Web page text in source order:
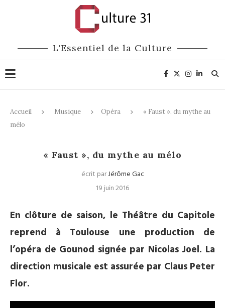
L'Essentiel de la Culture
Accueil Musique Opéra
« Faust », du mythe au
mélo
« Faust », du mythe au mélo
écrit parJérôme Gac
19 juin 2016
En clôture de saison, le Théâtre du Capitole
reprend à Toulouse une production de
l’opéra de Gounod signée par Nicolas Joel. La
direction musicale est assurée par Claus Peter
Flor.